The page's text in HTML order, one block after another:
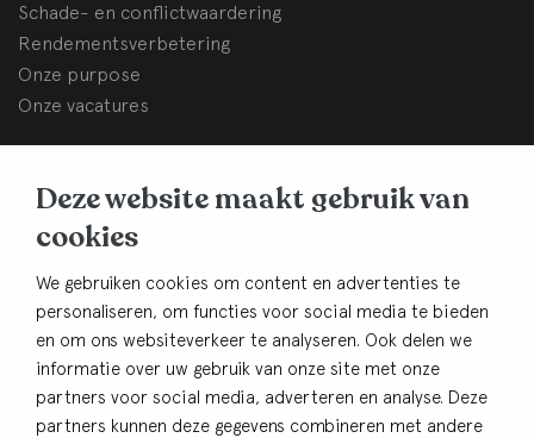
Deze website maakt gebruik van
cookies
We gebruiken cookies om content en advertenties te
personaliseren, om functies voor social media te bieden
en om ons websiteverkeer te analyseren. Ook delen we
informatie over uw gebruik van onze site met onze
partners voor social media, adverteren en analyse. Deze
partners kunnen deze gegevens combineren met andere
Schade- en conflictwaardering
Rendementsverbetering
Onze purpose
Onze vacatures
Korte Brinkweg 37c
3761 EC Soest
Contact
033-4805482
info@bhbdullemond.nl
Blijf op de hoogte: